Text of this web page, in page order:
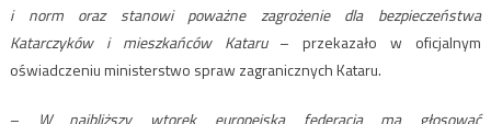
i norm oraz stanowi poważne zagrożenie dla bezpieczeństwa
Katarczyków i mieszkańców Kataru– przekazało w oficjalnym
oświadczeniu ministerstwo spraw zagranicznych Kataru.
– W najbliższy wtorek europejska federacja ma głosować